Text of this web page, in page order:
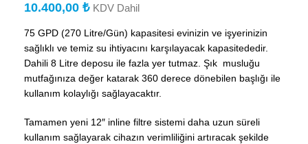
10.400,00 ₺ KDV Dahil
75 GPD (270 Litre/Gün) kapasitesi evinizin ve işyerinizin
sağlıklı ve temiz su ihtiyacını karşılayacak kapasitededir.
Dahili 8 Litre deposu ile fazla yer tutmaz. Şık musluğu
mutfağınıza değer katarak 360 derece dönebilen başlığı ile
kullanım kolaylığı sağlayacaktır.
Tamamen yeni 12″ inline filtre sistemi daha uzun süreli
kullanım sağlayarak cihazın verimliliğini artıracak şekilde